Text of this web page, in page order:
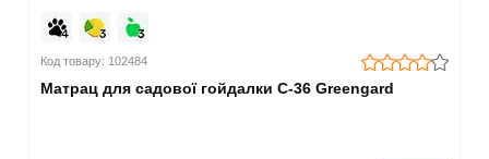
Код товару: 102484
Матрац для садової гойдалки С-36 Greengard